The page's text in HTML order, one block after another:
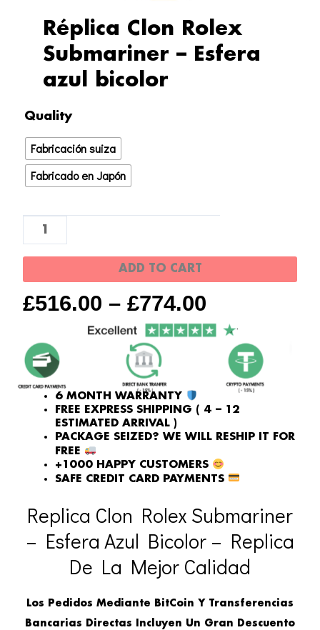
Réplica Clon Rolex
Submariner – Esfera
azul bicolor
£516.00 – £774.00
Quality
Fabricación suiza
Fabricado en Japón
Réplica
Rolex
Submariner
-
Esfera
bicolor
ADD TO CART
6 MONTH WARRANTY
FREE EXPRESS SHIPPING ( 4 – 12
ESTIMATED ARRIVAL )
PACKAGE SEIZED? WE WILL RESHIP IT FOR
FREE
+1000 HAPPY CUSTOMERS
SAFE CREDIT CARD PAYMENTS
Replica Clon Rolex Submariner
– Esfera Azul Bicolor – Replica
De La Mejor Calidad
Los Pedidos Mediante BitCoin Y Transferencias
Bancarias Directas Incluyen Un Gran Descuento